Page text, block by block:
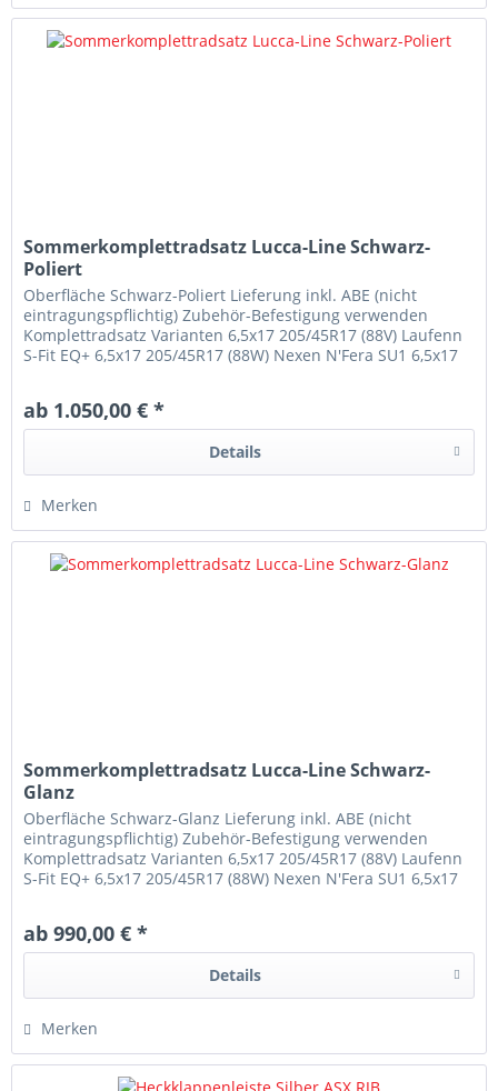
Sommerkomplettradsatz Lucca-Line Schwarz-
Poliert
Oberfläche Schwarz-Poliert Lieferung inkl. ABE (nicht
eintragungspflichtig) Zubehör-Befestigung verwenden
Komplettradsatz Varianten 6,5x17 205/45R17 (88V) Laufenn
S-Fit EQ+ 6,5x17 205/45R17 (88W) Nexen N'Fera SU1 6,5x17
ab 1.050,00 € *
Details
Merken
Sommerkomplettradsatz Lucca-Line Schwarz-
Glanz
Oberfläche Schwarz-Glanz Lieferung inkl. ABE (nicht
eintragungspflichtig) Zubehör-Befestigung verwenden
Komplettradsatz Varianten 6,5x17 205/45R17 (88V) Laufenn
S-Fit EQ+ 6,5x17 205/45R17 (88W) Nexen N'Fera SU1 6,5x17
ab 990,00 € *
Details
Merken